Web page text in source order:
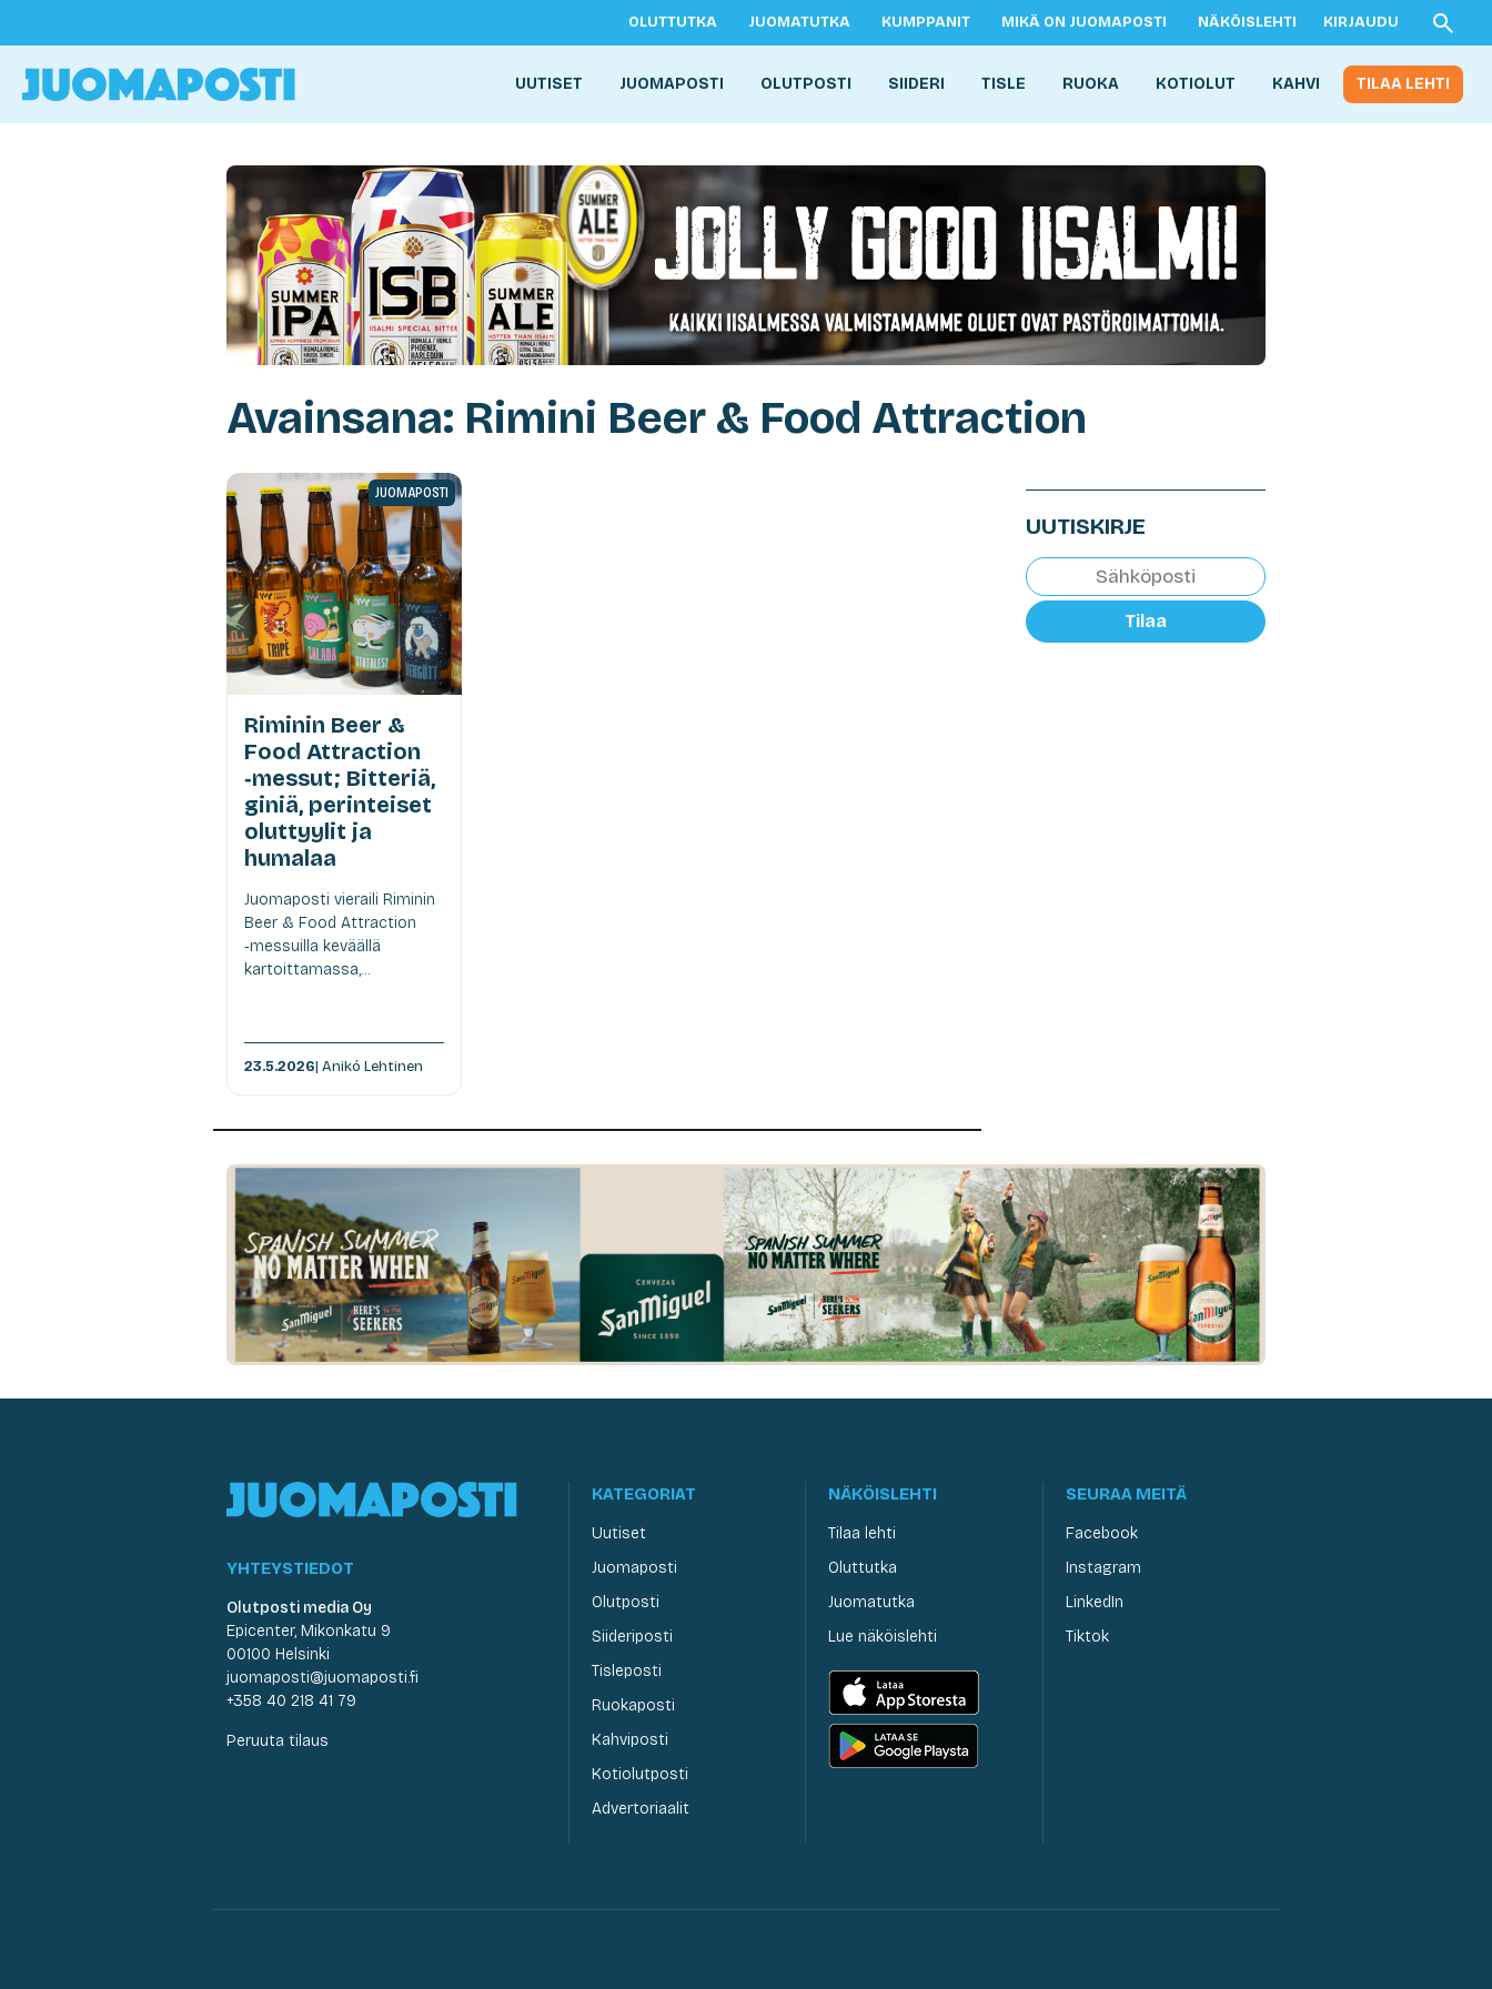
OLUTTUTKA JUOMATUTKA KUMPPANIT MIKÄ ON JUOMAPOSTI NÄKÖISLEHTI KIRJAUDU
UUTISET JUOMAPOSTI OLUTPOSTI SIIDERI TISLE RUOKA KOTIOLUT KAHVI TILAA LEHTI
Avainsana: Rimini Beer & Food Attraction
JUOMAPOSTI
Riminin Beer &
Food Attraction
‑messut; Bitteriä,
giniä, perinteiset
oluttyylit ja
humalaa
Juomaposti vieraili Riminin
Beer & Food Attraction
‑messuilla keväällä
kartoittamassa,...
23.5.2026| Anikó Lehtinen
UUTISKIRJE
Tilaa
YHTEYSTIEDOT
Olutposti media Oy
Epicenter, Mikonkatu 9
00100 Helsinki
juomaposti@juomaposti.fi
+358 40 218 41 79
Peruuta tilaus
KATEGORIAT
Uutiset
Juomaposti
Olutposti
Siideriposti
Tisleposti
Ruokaposti
Kahviposti
Kotiolutposti
Advertoriaalit
NÄKÖISLEHTI
Tilaa lehti
Oluttutka
Juomatutka
Lue näköislehti
SEURAA MEITÄ
Facebook
Instagram
LinkedIn
Tiktok